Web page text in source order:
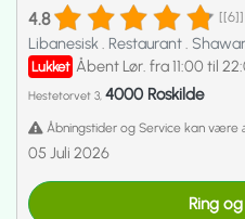
4.8 [[6]]
Libanesisk. Restaurant.
Lukket Åbent Lør. fra 11:00 til
Hestetorvet 3, 4000 Roskilde
Åbningstider og Service kan
05 Juli 2026
Ring